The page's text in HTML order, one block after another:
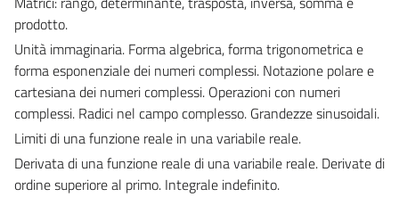
prodotto.
Unità immaginaria. Forma algebrica, forma trigonometrica e
forma esponenziale dei numeri complessi. Notazione polare e
cartesiana dei numeri complessi. Operazioni con numeri
complessi. Radici nel campo complesso. Grandezze sinusoidali.
Limiti di una funzione reale in una variabile reale.
Derivata di una funzione reale di una variabile reale. Derivate di
ordine superiore al primo. Integrale indefinito.